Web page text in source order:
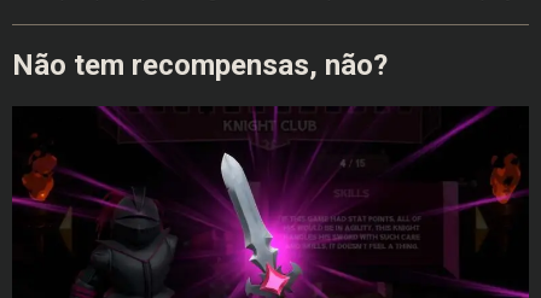
Não tem recompensas, não?